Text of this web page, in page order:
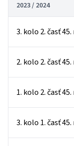
2023 / 2024
3. kolo 2. časť
2. kolo 2. časť
1. kolo 2. časť
3. kolo 1. časť